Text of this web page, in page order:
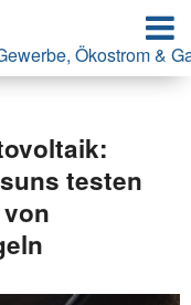
Ökostrom &
testen